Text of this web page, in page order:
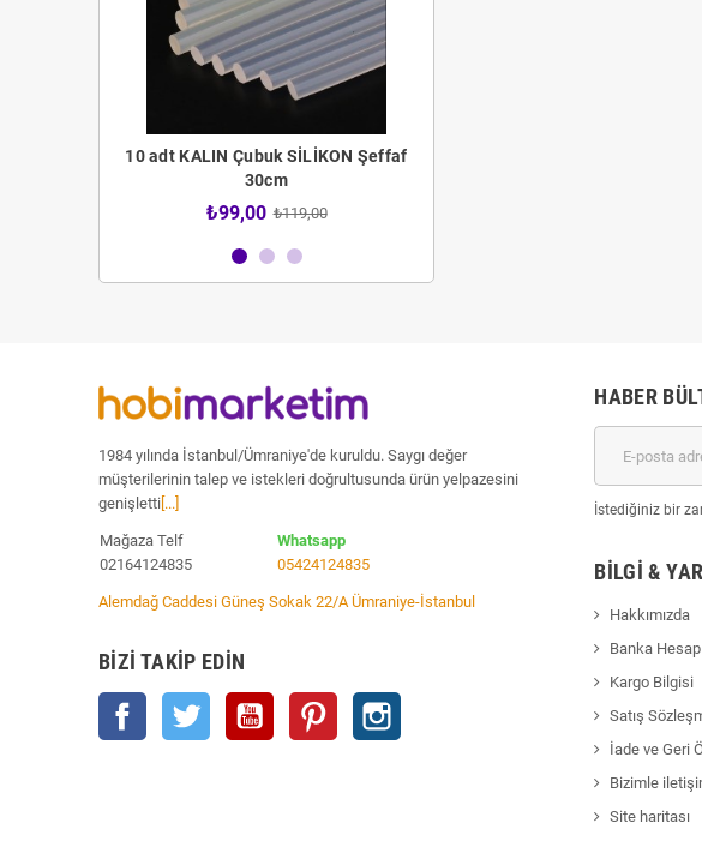
10 adt KALIN Çubuk SİLİKON Şeffaf
30cm
₺99,00 ₺119,00
1984 yılında İstanbul/Ümraniye'de kuruldu. Saygı değer
müşterilerinin talep ve istekleri doğrultusunda ürün yelpazesini
genişletti[...]
Mağaza Telf
02164124835
Whatsapp
05424124835
Alemdağ Caddesi Güneş Sokak 22/A Ümraniye-İstanbul
BIZI TAKIP EDIN
Facebook Twitter YouTube Pinterest
HABER
İstediğiniz bir
BILGI &
Hakkımızda
Banka Hesap
Kargo Bilgisi
Satış
İade ve Geri
Bizimle
Site haritası